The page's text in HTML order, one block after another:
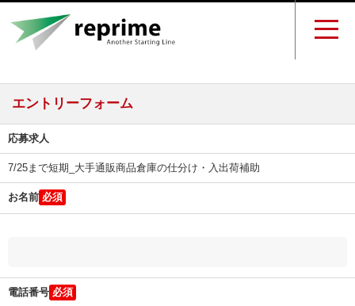
エントリーフォーム
応募求人
7/25まで短期_大手通販商品倉庫の仕分け・入出荷補助
お名前
電話番号